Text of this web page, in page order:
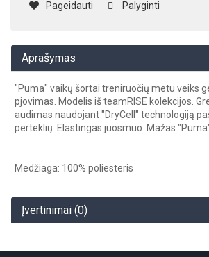
Pageidauti Palyginti
Aprašymas
"Puma" vaikų šortai treniruočių metu veiks
pjovimas. Modelis iš teamRISE kolekcijos.
audimas naudojant "DryCell" technologiją
perteklių. Elastingas juosmuo. Mažas
Medžiaga: 100% poliesteris
Įvertinimai (0)